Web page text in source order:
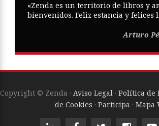
«Zenda es un territorio de libros y
bienvenidos. Feliz estancia y felices
Arturo
Copyright © Zenda · Aviso Legal · Política de
de Cookies · Participa · Mapa